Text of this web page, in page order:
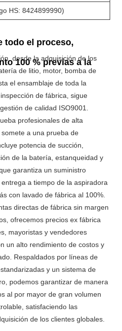
HS: 8424899990)
todo el proceso,
100 % previas a la
desde la adquisición de los
de litio, motor, bomba de
el ensamblaje de toda la
de fábrica, sigue
de calidad ISO9001.
profesionales de alta
a una prueba de
potencia de succión,
de la batería, estanqueidad y
garantiza un suministro
a tiempo de la aspiradora
con lavado de fábrica al 100%.
directas de fábrica sin margen
ofrecemos precios ex fábrica
mayoristas y vendedores
un alto rendimiento de costos y
Respaldados por líneas de
y un sistema de
podemos garantizar de manera
al por mayor de gran volumen
satisfaciendo las
de los clientes globales.